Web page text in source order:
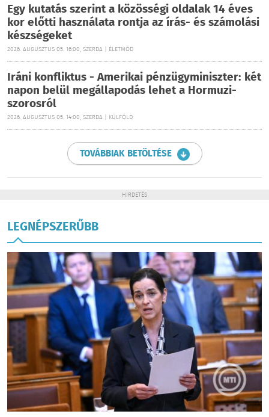
Egy kutatás szerint a közösségi oldalak 14 éves
kor előtti használata rontja az írás- és számolási
készségeket
2026. AUGUSZTUS 05. 16:00, SZERDA | ÉLETMÓD
Iráni konfliktus - Amerikai pénzügyminiszter: két
napon belül megállapodás lehet a Hormuzi-
szorosról
2026. AUGUSZTUS 05. 14:00, SZERDA | KÜLFÖLD
TOVÁBBIAK BETÖLTÉSE
HIRDETÉS
LEGNÉPSZERŰBB